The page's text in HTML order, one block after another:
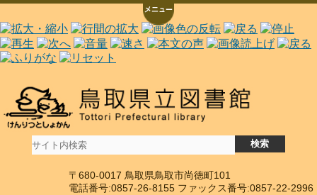
〒680-0017 鳥取県鳥取市尚徳町101
電話番号:0857-26-8155 ファックス番号:0857-22-2996